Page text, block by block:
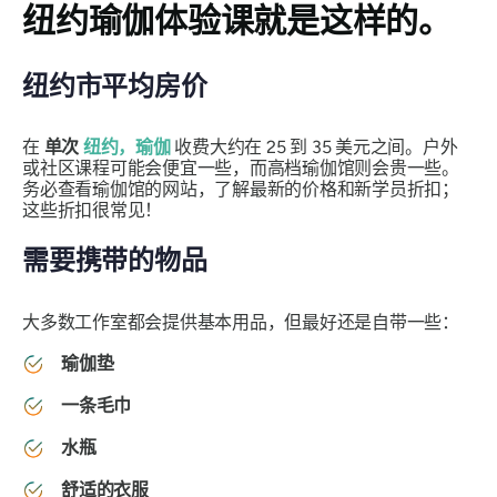
纽约瑜伽体验课就是这样的。
纽约市平均房价
在 单次 纽约，瑜伽 收费大约在 25 到 35 美元之间。户外
或社区课程可能会便宜一些，而高档瑜伽馆则会贵一些。
务必查看瑜伽馆的网站，了解最新的价格和新学员折扣；
这些折扣很常见！
需要携带的物品
大多数工作室都会提供基本用品，但最好还是自带一些：
瑜伽垫
一条毛巾
水瓶
舒适的衣服